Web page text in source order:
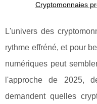
Cryptomonnaies
L'univers des
rythme effréné, et pour
numériques peut
l'approche de 2025,
demandent quelles